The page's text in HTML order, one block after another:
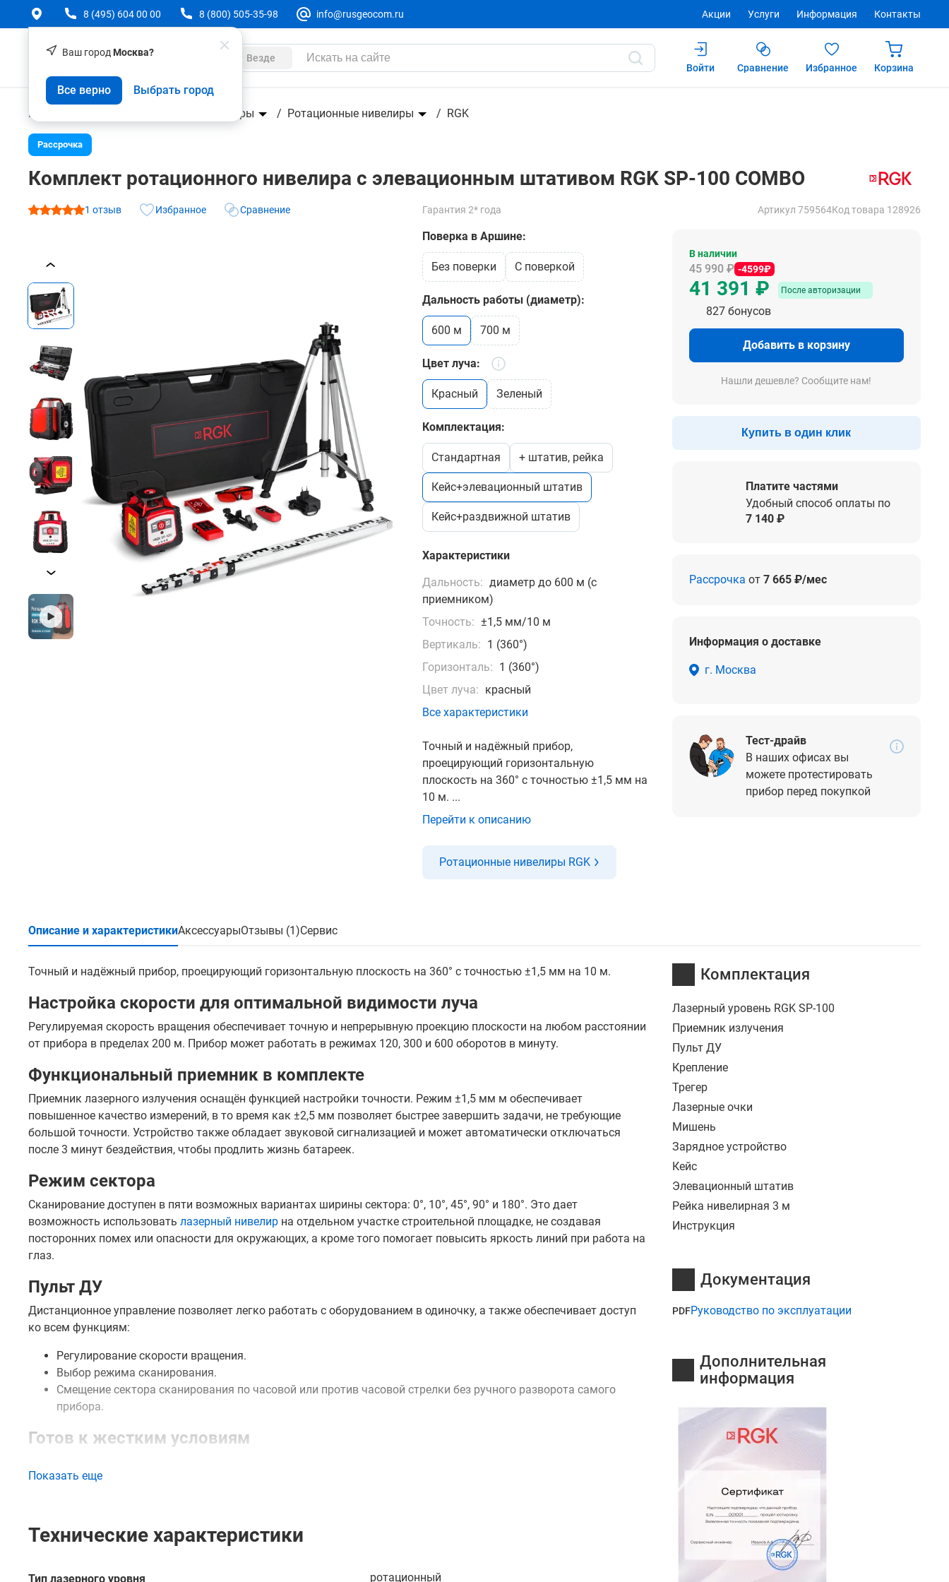
Ваш город Москва?
Все верно Выбрать город
8 (495) 604 00 00 8 (800) 505-35-98 info@rusgeocom.ru Акции Услуги Информация Контакты
Везде
Войти
Сравнение Избранное Корзина
Геодезическое оборудование Нивелиры Ротационные нивелиры RGK
Рассрочка
Комплект ротационного нивелира с элевационным штативом RGK SP-100 COMBO
1 отзыв Избранное Сравнение Гарантия 2* года Артикул 759564Код товара 128926
Поверка в Аршине:
без поверки c поверкой
Дальность работы (диаметр):
600 м 700 м
Цвет луча:
красный зеленый
Комплектация:
стандартная + штатив, рейка
кейс+элевационный штатив
кейс+раздвижной штатив
Характеристики
Дальность: диаметр до 600 м (с
приемником)
Точность: ±1,5 мм/10 м
Вертикаль: 1 (360°)
Горизонталь: 1 (360°)
Цвет луча: красный
Все характеристики
Точный и надёжный прибор,
проецирующий горизонтальную
плоскость на 360° с точностью ±1,5 мм на
10 м. ...
Перейти к описанию
Ротационные нивелиры RGK
В наличии
45 990 ₽ -4599₽
41 391 ₽ После авторизации
827 бонусов
Добавить в корзину
Нашли дешевле? Сообщите нам!
Купить в один клик
Платите частями
Удобный способ оплаты по
7 140 ₽
Рассрочка от 7 665 ₽/мес
Информация о доставке
г. Москва
Тест-драйв
В наших офисах вы
можете протестировать
прибор перед покупкой
Описание и характеристикиАксессуарыОтзывы (1)Сервис
Комплект ротационного нивелира с элевационным штативом RGK SP-100
COMBO
О товаре Отзывы (1)
Точный и надёжный прибор, проецирующий горизонтальную плоскость на 360° с точностью ±1,5 мм на 10 м.
Настройка скорости для оптимальной видимости луча
Регулируемая скорость вращения обеспечивает точную и непрерывную проекцию плоскости на любом расстоянии
от прибора в пределах 200 м. Прибор может работать в режимах 120, 300 и 600 оборотов в минуту.
Функциональный приемник в комплекте
Приемник лазерного излучения оснащён функцией настройки точности. Режим ±1,5 мм м обеспечивает
повышенное качество измерений, в то время как ±2,5 мм позволяет быстрее завершить задачи, не требующие
большой точности. Устройство также обладает звуковой сигнализацией и может автоматически отключаться
после 3 минут бездействия, чтобы продлить жизнь батареек.
Режим сектора
Сканирование доступен в пяти возможных вариантах ширины сектора: 0°, 10°, 45°, 90° и 180°. Это дает
возможность использовать лазерный нивелир на отдельном участке строительной площадке, не создавая
посторонних помех или опасности для окружающих, а кроме того помогает повысить яркость линий при работа на
глаз.
Пульт ДУ
Дистанционное управление позволяет легко работать с оборудованием в одиночку, а также обеспечивает доступ
ко всем функциям:
Регулирование скорости вращения.
Выбор режима сканирования.
Смещение сектора сканирования по часовой или против часовой стрелки без ручного разворота самого
прибора.
Готов к жестким условиям
функционирует при температуре до -20°C. Прочный корпус защищает устройство от грязи и водяных брызг в
Абсолютная стабильность компенсатора
Автоматическое выравнивание прибора осуществляется в диапазоне ±2° относительно горизонта, при этом
Показать еще
Технические характеристики
Тип лазерного уровня ротационный
Комплектация
Лазерный уровень RGK SP-100
Приемник излучения
Пульт ДУ
Крепление
Трегер
Лазерные очки
Мишень
Зарядное устройство
Кейс
Элевационный штатив
Рейка нивелирная 3 м
Инструкция
Документация
PDFРуководство по эксплуатации
Дополнительная
информация